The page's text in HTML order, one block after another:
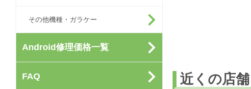
その他機種・ガラケー
Android修理価格一覧
FAQ 近くの店